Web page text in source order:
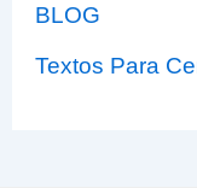
BLOG
Textos Para